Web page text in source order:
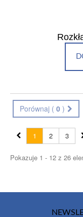
Porównaj ( 0 )
1 2 3
Pokazuje 1 - 12 z 26